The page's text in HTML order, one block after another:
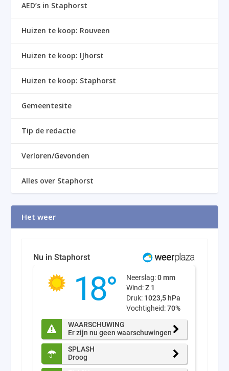
AED’s in Staphorst
Huizen te koop: Rouveen
Huizen te koop: IJhorst
Huizen te koop: Staphorst
Gemeentesite
Tip de redactie
Verloren/Gevonden
Alles over Staphorst
Het weer